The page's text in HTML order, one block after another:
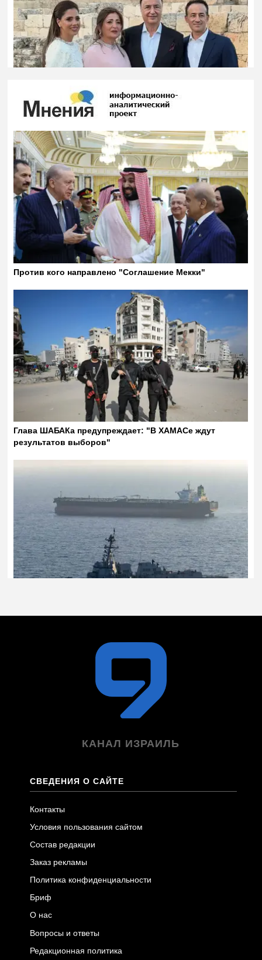
КАНАЛ ИЗРАИЛЬ
СВЕДЕНИЯ О САЙТЕ
Контакты
Условия пользования сайтом
Состав редакции
Заказ рекламы
Политика конфиденциальности
Бриф
О нас
Вопросы и ответы
Редакционная политика